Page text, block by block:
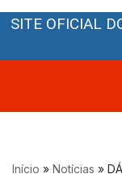
conteúdo
SITE OFICIAL
Início » Notícias »